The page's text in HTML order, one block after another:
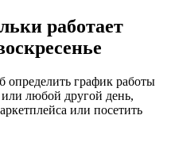
работает
график работы
любой другой день,
или посетить